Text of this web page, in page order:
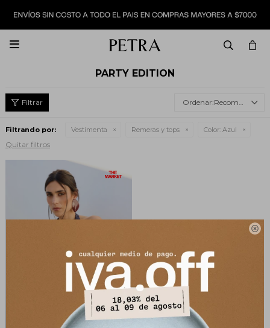


PARTY EDITION
Recomendados
Filtrando por: Vestimenta Remeras y tops Color: Azul
Quitar filtros